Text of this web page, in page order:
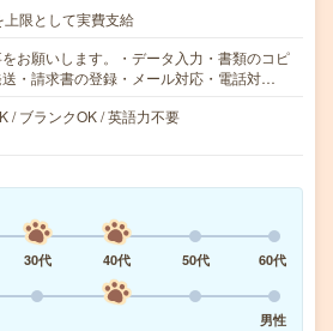
限として実費支給
お願いします。・データ入力・書類のコピ
・請求書の登録・メール対応・電話対…
/ ブランクOK / 英語力不要
30代 40代 50代
60代
男性